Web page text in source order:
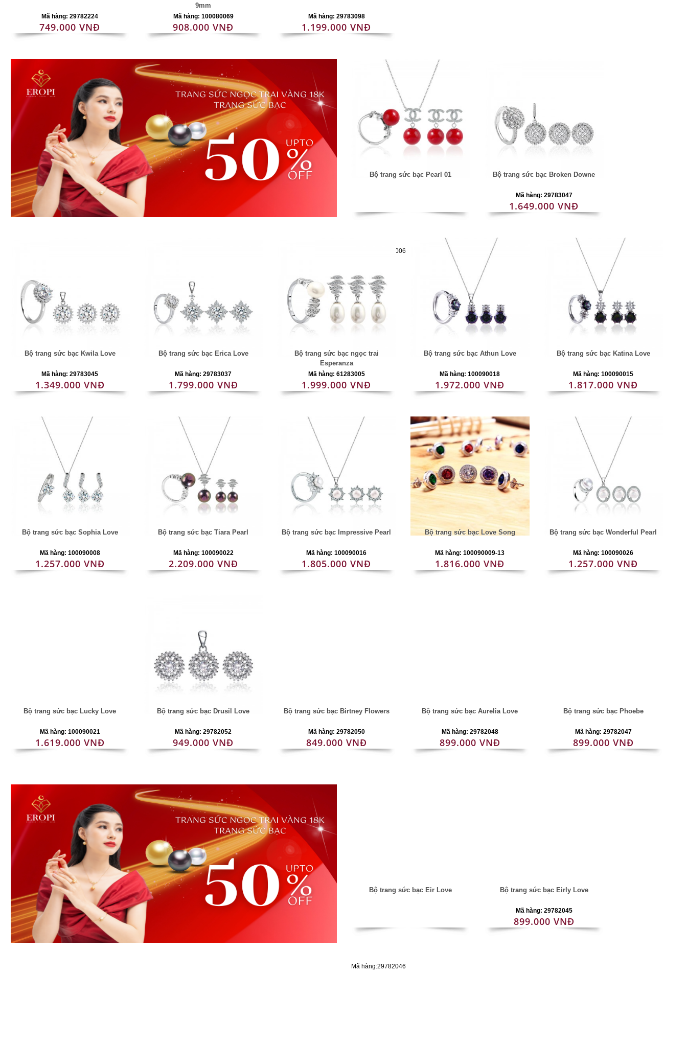
Mã hàng: 29782224
749.000 VNĐ
9mm
Mã hàng: 100080069
908.000 VNĐ
Mã hàng: 29783098
1.199.000 VNĐ
Bộ trang sức bạc Pearl 01
Mã hàng:61283006
Bộ trang sức bạc Broken Downe
Mã hàng: 29783047
1.649.000 VNĐ
Bộ trang sức bạc Kwila Love
Mã hàng: 29783045
1.349.000 VNĐ
Bộ trang sức bạc Erica Love
Mã hàng: 29783037
1.799.000 VNĐ
Bộ trang sức bạc ngọc trai
Esperanza
Mã hàng: 61283005
1.999.000 VNĐ
Bộ trang sức bạc Athun Love
Mã hàng: 100090018
1.972.000 VNĐ
Bộ trang sức bạc Katina Love
Mã hàng: 100090015
1.817.000 VNĐ
Bộ trang sức bạc Sophia Love
Mã hàng: 100090008
1.257.000 VNĐ
Bộ trang sức bạc Tiara Pearl
Mã hàng: 100090022
2.209.000 VNĐ
Bộ trang sức bạc Impressive Pearl
Mã hàng: 100090016
1.805.000 VNĐ
Bộ trang sức bạc Love Song
Mã hàng: 100090009-13
1.816.000 VNĐ
Bộ trang sức bạc Wonderful Pearl
Mã hàng: 100090026
1.257.000 VNĐ
Bộ trang sức bạc Lucky Love
Mã hàng: 100090021
1.619.000 VNĐ
Bộ trang sức bạc Drusil Love
Mã hàng: 29782052
949.000 VNĐ
Bộ trang sức bạc Birtney Flowers
Mã hàng: 29782050
849.000 VNĐ
Bộ trang sức bạc Aurelia Love
Mã hàng: 29782048
899.000 VNĐ
Bộ trang sức bạc Phoebe
Mã hàng: 29782047
899.000 VNĐ
Bộ trang sức bạc Eir Love
Mã hàng:29782046
Bộ trang sức bạc Eirly Love
Mã hàng: 29782045
899.000 VNĐ